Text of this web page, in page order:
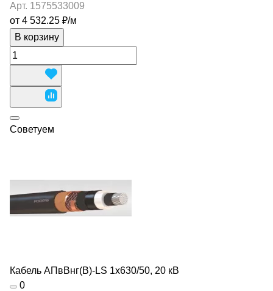
Арт. 1575533009
от 4 532.25 ₽/м
В корзину
Советуем
Кабель АПвВнг(В)-LS 1х630/50, 20 кВ
0